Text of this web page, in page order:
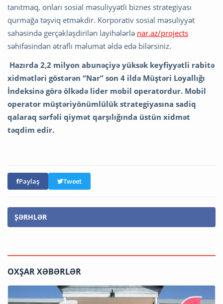
tanıtmaq, onları sosial məsuliyyətli biznes strategiyası
qurmağa təşviq etməkdir. Korporativ sosial məsuliyyət
sahəsində gerçəkləşdirilən layihələrlə nar.az/projects
səhifəsindən ətraflı məlumat əldə edə bilərsiniz.
Hazırda 2,2 milyon abunəçiyə yüksək keyfiyyətli rabitə
xidmətləri göstərən “Nar” son 4 ildə Müştəri Loyallığı
İndeksinə görə ölkədə lider mobil operatordur. Mobil
operator müştəriyönümlülük strategiyasına sadiq
qalaraq sərfəli qiymət qarşılığında üstün xidmət
təqdim edir.
Paylaş Tweet
ŞƏRHLƏR
OXŞAR XƏBƏRLƏR